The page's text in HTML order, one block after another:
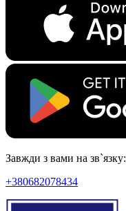
Завжди з вами на зв`язку:
+380682078434